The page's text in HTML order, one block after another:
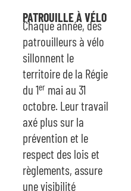
PATROUILLE À VÉLO
Chaque année, des
patrouilleurs à vélo
sillonnent le
territoire de la Régie
du 1ermai au 31
octobre. Leur travail
axé plus sur la
prévention et le
respect des lois et
règlements, assure
une visibilité